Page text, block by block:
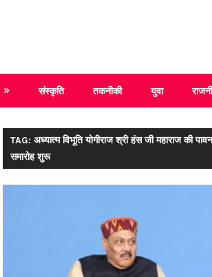
संस्कृति तकनीकी युवा
TAG: अध्यात्म विभूति योगीराज श्री हंस जी महाराज की
समारोह शुरू